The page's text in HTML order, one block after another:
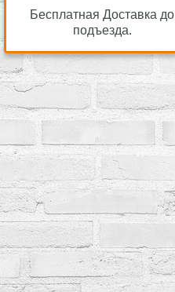
Бесплатная Доставка до
подъезда.